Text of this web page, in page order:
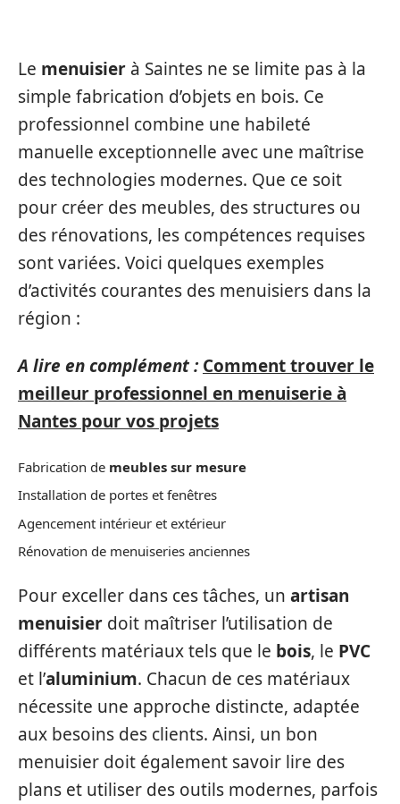
Le menuisier à Saintes ne se limite pas à la
simple fabrication d’objets en bois. Ce
professionnel combine une habileté
manuelle exceptionnelle avec une maîtrise
des technologies modernes. Que ce soit
pour créer des meubles, des structures ou
des rénovations, les compétences requises
sont variées. Voici quelques exemples
d’activités courantes des menuisiers dans la
région :
A lire en complément : Comment trouver le
meilleur professionnel en menuiserie à
Nantes pour vos projets
Fabrication de meubles sur mesure
Installation de portes et fenêtres
Agencement intérieur et extérieur
Rénovation de menuiseries anciennes
Pour exceller dans ces tâches, un artisan
menuisier doit maîtriser l’utilisation de
différents matériaux tels que le bois, le PVC
et l’aluminium. Chacun de ces matériaux
nécessite une approche distincte, adaptée
aux besoins des clients. Ainsi, un bon
menuisier doit également savoir lire des
plans et utiliser des outils modernes, parfois